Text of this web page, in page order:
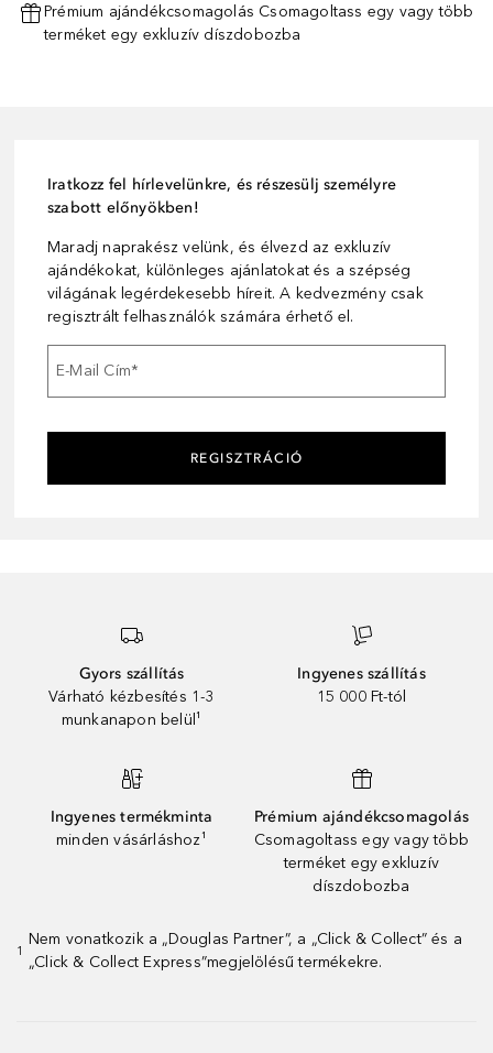
Prémium ajándékcsomagolás Csomagoltass egy vagy több
terméket egy exkluzív díszdobozba
Iratkozz fel hírlevelünkre, és részesülj személyre
szabott előnyökben!
Maradj naprakész velünk, és élvezd az exkluzív
ajándékokat, különleges ajánlatokat és a szépség
világának legérdekesebb híreit. A kedvezmény csak
regisztrált felhasználók számára érhető el.
E-Mail Cím*
REGISZTRÁCIÓ
Gyors szállítás
Várható kézbesítés 1-3
munkanapon belül¹
Ingyenes szállítás
15 000 Ft-tól
Ingyenes termékminta
minden vásárláshoz¹
Prémium ajándékcsomagolás
Csomagoltass egy vagy több
terméket egy exkluzív
díszdobozba
1
Nem vonatkozik a „Douglas Partner”, a „Click & Collect” és a
„Click & Collect Express”megjelölésű termékekre.